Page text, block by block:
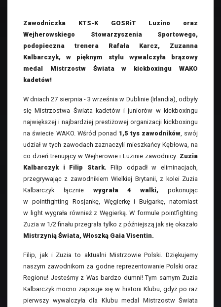
Zawodniczka KTS-K GOSRiT Luzino oraz
Wejherowskiego Stowarzyszenia Sportowego,
podopieczna trenera Rafała Karcz, Zuzanna
Kalbarczyk, w pięknym stylu wywalczyła brązowy
medal Mistrzostw Świata w kickboxingu WAKO
kadetów!
W dniach 27 sierpnia - 3 września w Dublinie (Irlandia), odbyły
się Mistrzostwa Świata kadetów i juniorów w kickboxingu
największej i najbardziej prestiżowej organizacji kickboxingu
na świecie WAKO. Wśród ponad 1,5 tys zawodników, swój
udział w tych zawodach zaznaczyli mieszkańcy Kębłowa, na
co dzień trenujący w Wejherowie i Luzinie zawodnicy: Zuzia
Kalbarczyk i Filip Stark. Filip odpadł w eliminacjach,
przegrywając z zawodnikiem Wielkiej Brytanii, z kolei Zuzia
Kalbarczyk łącznie wygrała 4 walki, pokonując
w pointfighting Rosjankę, Węgierkę i Bułgarkę, natomiast
w light wygrała również z Węgierką. W formule pointfighting
Zuzia w 1/2 finału przegrała tylko z późniejszą jak się okazało
Mistrzynią Świata, Włoszką Gaia Visentin.
Filip, jak i Zuzia to aktualni Mistrzowie Polski. Dziękujemy
naszym zawodnikom za godne reprezentowanie Polski oraz
Regionu! Jesteśmy z Was bardzo dumni! Tym samym Zuzia
Kalbarczyk mocno zapisuje się w historii Klubu, gdyż po raz
pierwszy wywalczyła dla Klubu medal Mistrzostw Świata